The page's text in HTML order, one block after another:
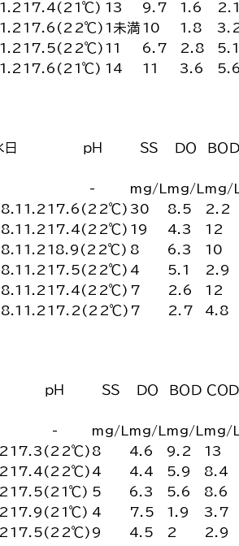
7.4(21℃) 13 9.7 1.6 2.1
7.6(22℃) 1未満 10 1.8
7.5(22℃) 11 6.7 2.8 5.1
7.6(21℃) 14 11 3.6 5.6
日 ｐＨ ＳＳ ＤＯ ＢＯＤ
- mg/L mg/L mg/L
7.6(22℃) 30 8.5 2.2
7.4(22℃) 19 4.3 12
8.9(22℃) 8 6.3 10
7.5(22℃) 4 5.1 2.9
7.4(22℃) 7 2.6 12
7.2(22℃) 7 2.7 4.8
ｐＨ ＳＳ ＤＯ ＢＯＤ ＣＯＤ
- mg/L mg/L mg/L mg/L
7.3(22℃) 8 4.6 9.2 13
7.4(22℃) 4 4.4 5.9 8.4
7.5(21℃) 5 6.3 5.6 8.6
7.9(21℃) 4 7.5 1.9 3.7
7.5(22℃) 9 4.5 2 2.9